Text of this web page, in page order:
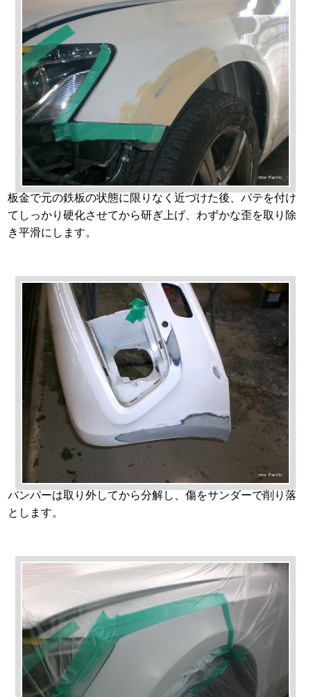
板金で元の鉄板の状態に限りなく近づけた後、パテを付け
てしっかり硬化させてから研ぎ上げ、わずかな歪を取り除
き平滑にします。
バンパーは取り外してから分解し、傷をサンダーで削り落
とします。